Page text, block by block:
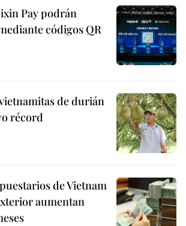
Pay podrán
códigos QR
de durián
récord
de Vietnam
aumentan